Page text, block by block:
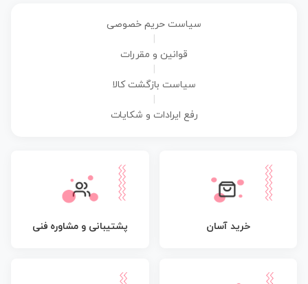
سیاست حریم خصوصی
قوانین و مقررات
سیاست بازگشت کالا
رفع ایرادات و شکایات
خرید آسان پشتیبانی و مشاوره فنی